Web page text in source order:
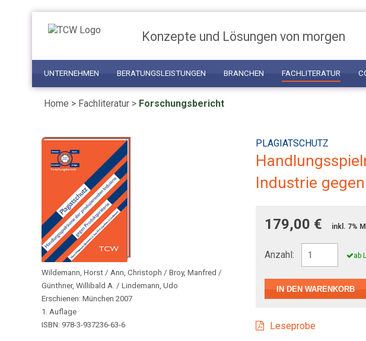
UNTERNEHMEN BERATUNGSLEISTUNGEN BRANCHEN FACHLITERATUR
Konzepte und Lösungen von morgen
Home > Fachliteratur > Forschungsbericht
Wildemann, Horst / Ann, Christoph / Broy, Manfred /
Günthner, Willibald A. / Lindemann, Udo
Erschienen: München 2007
1. Auflage
ISBN: 978-3-937236-63-6
PLAGIATSCHUTZ
Industrie
179,00 € inkl. 7%
Anzahl: ab
Leseprobe